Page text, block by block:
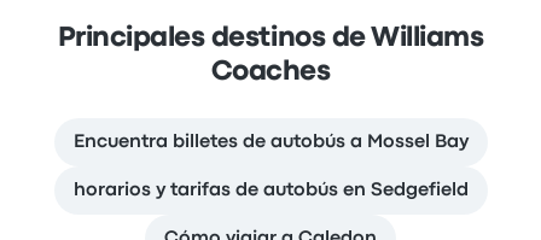
Principales destinos de Williams
Coaches
Encuentra billetes de autobús a Mossel Bay
horarios y tarifas de autobús en Sedgefield